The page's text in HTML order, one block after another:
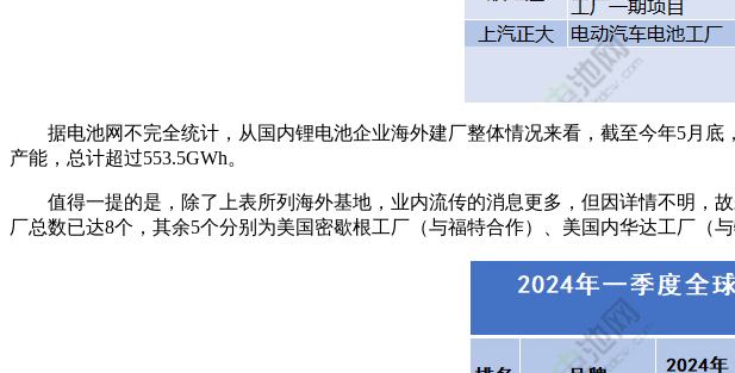
据电池网不完全统计，从国内锂电池企业海外建厂整体情况来看，截至今年5月
产能，总计超过553.5GWh。
值得一提的是，除了上表所列海外基地，业内流传的消息更多，但因详情不明，
厂总数已达8个，其余5个分别为美国密歇根工厂（与福特合作）、美国内华达工厂（